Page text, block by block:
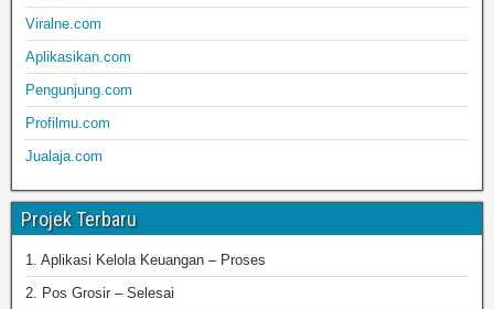
Viralne.com
Aplikasikan.com
Pengunjung.com
Profilmu.com
Jualaja.com
Projek Terbaru
1. Aplikasi Kelola Keuangan – Proses
2. Pos Grosir – Selesai